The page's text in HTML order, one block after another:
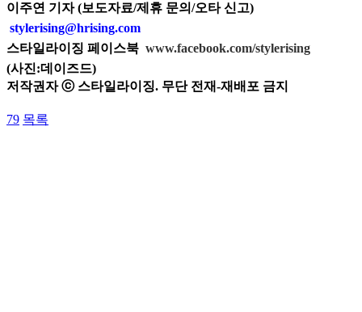
이주연 기자 (보도자료/제휴 문의/오타 신고)
stylerising@hrising.com
스타일라이징 페이스북 www.facebook.com/stylerising
(사진:데이즈드)
저작권자 ⓒ 스타일라이징. 무단 전재-재배포 금지
79 목록